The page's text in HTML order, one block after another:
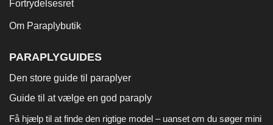
Fortrydelsesret
Om Paraplybutik
PARAPLYGUIDES
Den store guide til paraplyer
Guide til at vælge en god paraply
Få hjælp til at finde den rigtige model – uanset om du søger mini